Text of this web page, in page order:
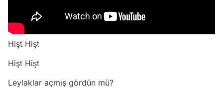
Hişt Hişt
Hişt Hişt
Leylaklar açmış gördün mü?